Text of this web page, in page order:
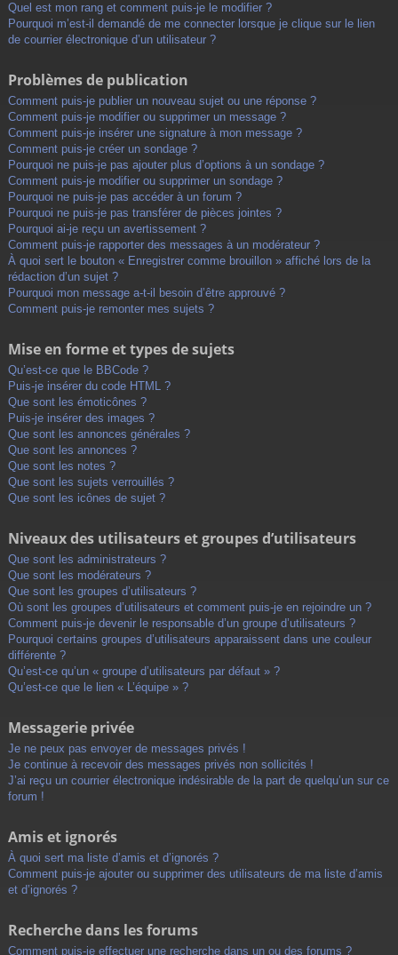
Quel est mon rang et comment puis-je le modifier ?
Pourquoi m’est-il demandé de me connecter lorsque je clique sur le lien
de courrier électronique d’un utilisateur ?
Problèmes de publication
Comment puis-je publier un nouveau sujet ou une réponse ?
Comment puis-je modifier ou supprimer un message ?
Comment puis-je insérer une signature à mon message ?
Comment puis-je créer un sondage ?
Pourquoi ne puis-je pas ajouter plus d’options à un sondage ?
Comment puis-je modifier ou supprimer un sondage ?
Pourquoi ne puis-je pas accéder à un forum ?
Pourquoi ne puis-je pas transférer de pièces jointes ?
Pourquoi ai-je reçu un avertissement ?
Comment puis-je rapporter des messages à un modérateur ?
À quoi sert le bouton « Enregistrer comme brouillon » affiché lors de la
rédaction d’un sujet ?
Pourquoi mon message a-t-il besoin d’être approuvé ?
Comment puis-je remonter mes sujets ?
Mise en forme et types de sujets
Qu’est-ce que le BBCode ?
Puis-je insérer du code HTML ?
Que sont les émoticônes ?
Puis-je insérer des images ?
Que sont les annonces générales ?
Que sont les annonces ?
Que sont les notes ?
Que sont les sujets verrouillés ?
Que sont les icônes de sujet ?
Niveaux des utilisateurs et groupes d’utilisateurs
Que sont les administrateurs ?
Que sont les modérateurs ?
Que sont les groupes d’utilisateurs ?
Où sont les groupes d’utilisateurs et comment puis-je en rejoindre un ?
Comment puis-je devenir le responsable d’un groupe d’utilisateurs ?
Pourquoi certains groupes d’utilisateurs apparaissent dans une couleur
différente ?
Qu’est-ce qu’un « groupe d’utilisateurs par défaut » ?
Qu’est-ce que le lien « L’équipe » ?
Messagerie privée
Je ne peux pas envoyer de messages privés !
Je continue à recevoir des messages privés non sollicités !
J’ai reçu un courrier électronique indésirable de la part de quelqu’un sur ce
forum !
Amis et ignorés
À quoi sert ma liste d’amis et d’ignorés ?
Comment puis-je ajouter ou supprimer des utilisateurs de ma liste d’amis
et d’ignorés ?
Recherche dans les forums
Comment puis-je effectuer une recherche dans un ou des forums ?